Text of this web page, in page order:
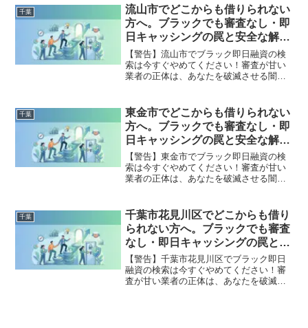
南房総市で違法業者を避け、借金地獄か
ら抜け出した方々の実体験と確実な解決
策を完全公開。
千葉
流山市でどこからも借りられない
方へ。ブラックでも審査なし・即
日キャッシングの罠と安全な解決
策
【警告】流山市でブラック即日融資の検
索は今すぐやめてください！審査が甘い
業者の正体は、あなたを破滅させる闇金
市で違法業者を避け、借金地獄から抜け
出した方々の実体験と確実な解決策を完
全公開。
千葉
東金市でどこからも借りられない
方へ。ブラックでも審査なし・即
日キャッシングの罠と安全な解決
策
【警告】東金市でブラック即日融資の検
索は今すぐやめてください！審査が甘い
業者の正体は、あなたを破滅させる闇金
市で違法業者を避け、借金地獄から抜け
出した方々の実体験と確実な解決策を完
全公開。
千葉
千葉市花見川区でどこからも借り
られない方へ。ブラックでも審査
なし・即日キャッシングの罠と安
全な解決策
【警告】千葉市花見川区でブラック即日
融資の検索は今すぐやめてください！審
査が甘い業者の正体は、あなたを破滅さ